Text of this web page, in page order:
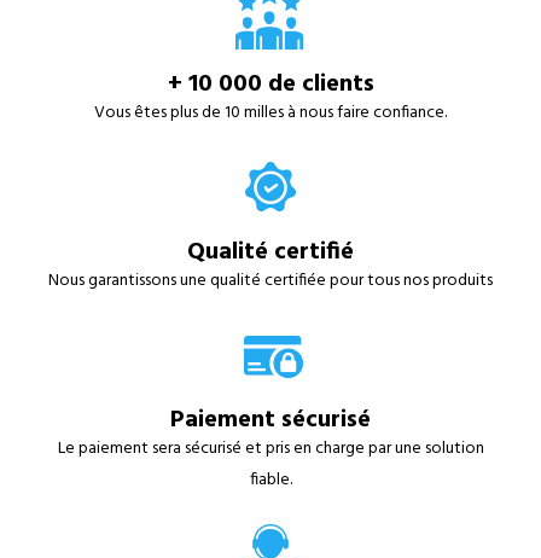
+ 10 000 de clients
Vous êtes plus de 10 milles à nous faire confiance.
Qualité certifié
Nous garantissons une qualité certifiée pour tous nos produits
Paiement sécurisé
Le paiement sera sécurisé et pris en charge par une solution
fiable.